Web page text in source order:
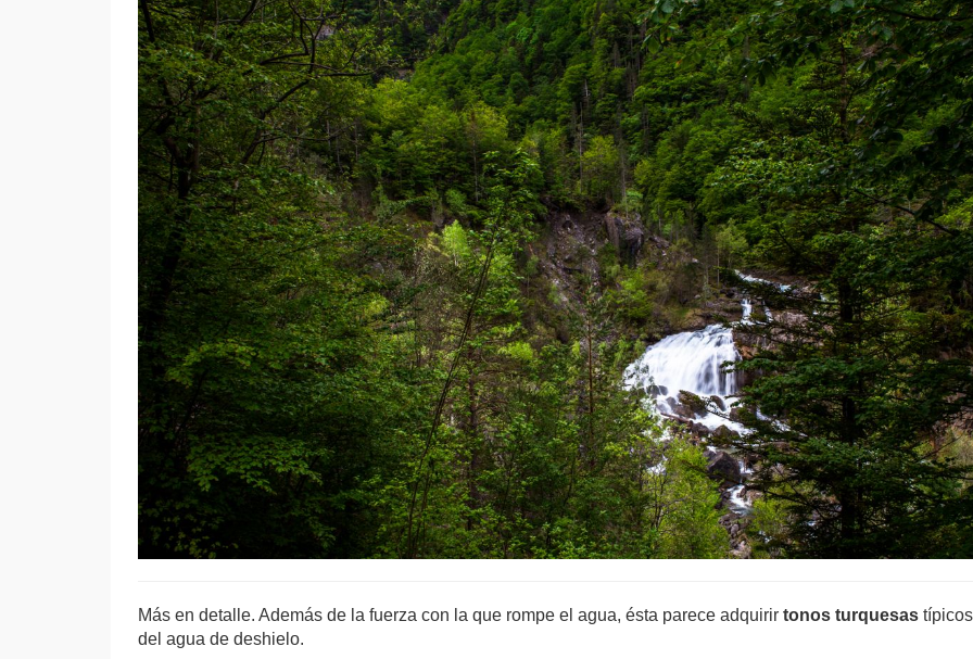
Más en detalle. Además de la fuerza con la que rompe el agua, ésta parece adquirir tonos turquesas típicos
del agua de deshielo.